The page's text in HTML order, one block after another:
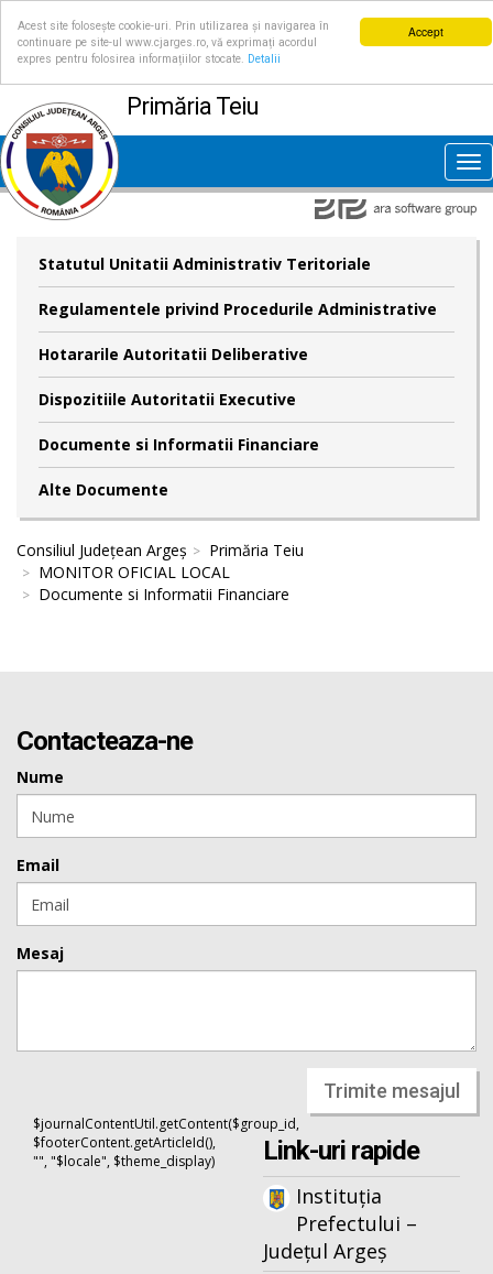
Accept
Acest site folosește cookie-uri. Prin utilizarea și navigarea în
continuare pe site-ul www.cjarges.ro, vă exprimați acordul
expres pentru folosirea informațiilor stocate.
Detalii
Primăria Teiu
Statutul Unitatii Administrativ Teritoriale
Regulamentele privind Procedurile Administrative
Hotararile Autoritatii Deliberative
Dispozitiile Autoritatii Executive
Documente si Informatii Financiare
Alte Documente
Consiliul Județean Argeș
Primăria Teiu
MONITOR OFICIAL LOCAL
Documente si Informatii Financiare
Contacteaza-ne
Nume
Email
Mesaj
Trimite mesajul
$journalContentUtil.getContent($group_id,
$footerContent.getArticleId(),
"", "$locale", $theme_display)
Link-uri rapide
Instituția
Prefectului –
Județul Argeș